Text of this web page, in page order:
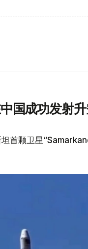
国成功发射
首颗卫星